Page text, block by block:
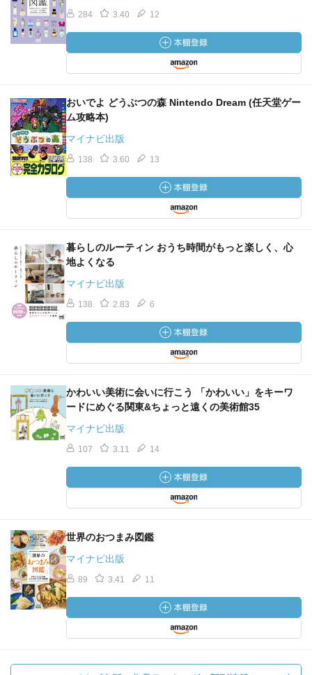
284 3.40 12
おいでよ どうぶつの森 Nintendo Dream (任天堂ゲー
ム攻略本)
マイナビ出版
138 3.60 13
暮らしのルーティン おうち時間がもっと楽しく、心
地よくなる
マイナビ出版
138 2.83 6
かわいい美術に会いに行こう 「かわいい」をキーワ
ードにめぐる関東&ちょっと遠くの美術館35
マイナビ出版
107 3.11 14
世界のおつまみ図鑑
マイナビ出版
89 3.41 11